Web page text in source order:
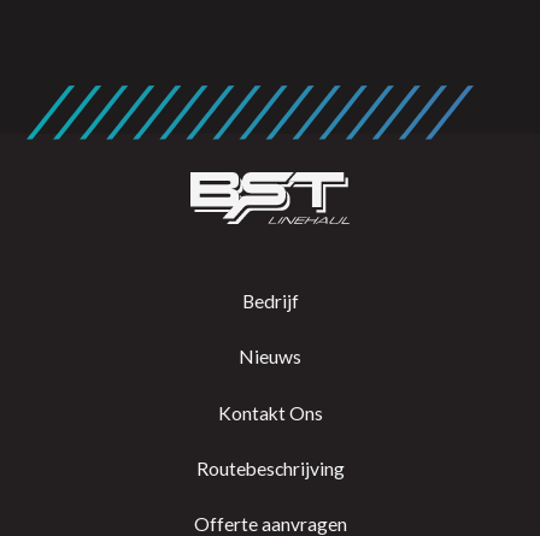
Bedrijf
Nieuws
Kontakt Ons
Routebeschrijving
Offerte aanvragen